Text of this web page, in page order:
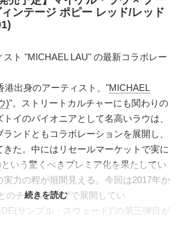
ンテージ ポピー レッド/レッド
ト "MICHAEL LAU" の最新コラボレー
港出身のアーティスト、"MICHAEL
)"。ストリートカルチャーにも関わりの
イのパイオニアとして名高いラウは、
ンドともコラボレーションを展開し、
た。中にはリセールマーケットで実に
という驚くべきプレミア化を果たしてい
実力の程が垣間見える。今回は2017年か
のチームアップで展開してい
サンプル・スウェード)"の第三弾目が
続きを読む